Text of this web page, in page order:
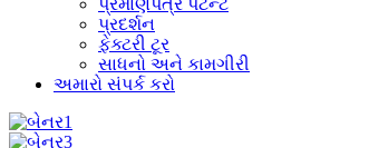
પ્રમાણપત્ર પેટન્ટ
પ્રદર્શન
ફેક્ટરી ટૂર
સાધનો અને કામગીરી
અમારો સંપર્ક કરો